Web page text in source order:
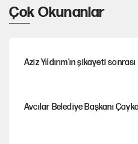
Çok Okunanlar
Aziz Yıldırım’ın şikayeti
Avcılar Belediye Başkanı